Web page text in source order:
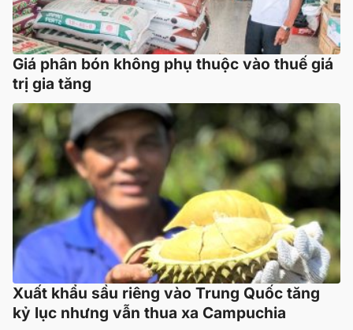
Giá phân bón không phụ thuộc vào thuế giá
trị gia tăng
Xuất khẩu sầu riêng vào Trung Quốc tăng
kỷ lục nhưng vẫn thua xa Campuchia